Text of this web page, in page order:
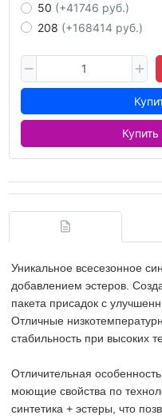
50 (+41746 руб.)
208 (+168414 руб.)
Уникальное всесезонное
добавлением эстеров.
пакета присадок с
Отличные
стабильность при высоких
Отличительная
моющие свойства по
синтетика + эстеры, что